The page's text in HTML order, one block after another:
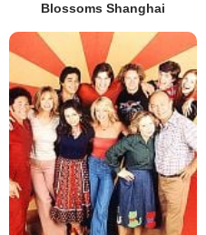
Blossoms Shanghai